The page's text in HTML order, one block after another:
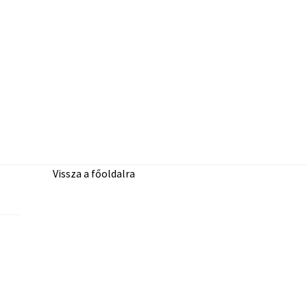
Vissza a főoldalra